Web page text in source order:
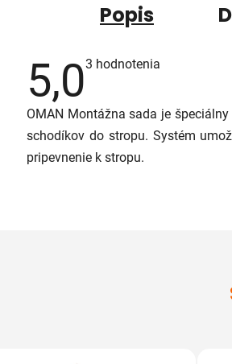
Popis
5,0Priemerné
5,0
5
hviezdičiek.
3 hodnotenia
OMAN Montážna sada je
schodíkov do stropu. Systém
pripevnenie k stropu.